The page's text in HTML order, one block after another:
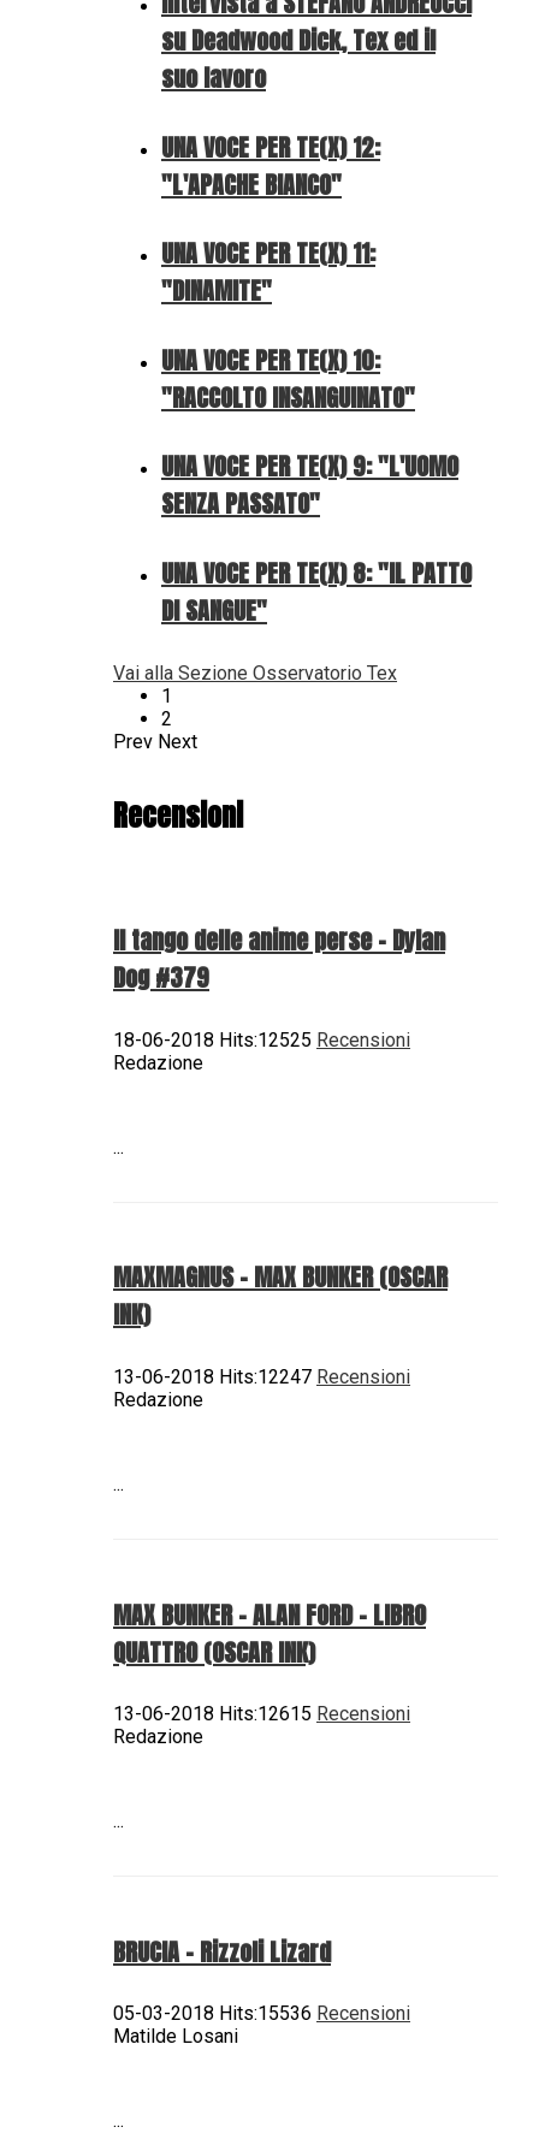
su Deadwood Dick, Tex ed il
suo lavoro
UNA VOCE PER TE(X) 12:
"L'APACHE BIANCO"
UNA VOCE PER TE(X) 11:
"DINAMITE"
UNA VOCE PER TE(X) 10:
"RACCOLTO INSANGUINATO"
UNA VOCE PER TE(X) 9: "L'UOMO
SENZA PASSATO"
UNA VOCE PER TE(X) 8: "IL PATTO
DI SANGUE"
Vai alla Sezione Osservatorio Tex
1
2
Prev Next
Recensioni
Il tango delle anime perse - Dylan
Dog #379
18-06-2018 Hits:12525 Recensioni
Redazione
...
MAXMAGNUS – MAX BUNKER (OSCAR
INK)
13-06-2018 Hits:12247 Recensioni
Redazione
...
MAX BUNKER – ALAN FORD – LIBRO
QUATTRO (OSCAR INK)
13-06-2018 Hits:12615 Recensioni
Redazione
...
BRUCIA - Rizzoli Lizard
05-03-2018 Hits:15536 Recensioni
Matilde Losani
...